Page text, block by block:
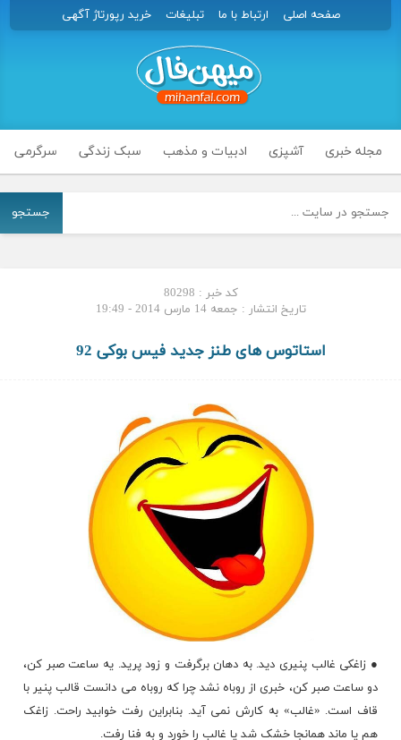
صفحه اصلی ارتباط با ما تبلیغات خرید رپورتاژ آگهی
مجله خبری آشپزی ادبیات و مذهب سبک زندگی سرگرمی
جستجو
کد خبر : 80298
تاریخ انتشار : جمعه 14 مارس 2014 - 19:49
استاتوس های طنز جدید فیس بوکی 92
● زاغکی غالب پنیری دید. به دهان برگرفت و زود پرید. یه ساعت صبر کن،
دو ساعت صبر کن، خبری از روباه نشد چرا که روباه می دانست قالب پنیر با
قاف است. «غالب» به کارش نمی آید. بنابراین رفت خوابید راحت. زاغک
هم یا ماند همانجا خشک شد یا غالب را خورد و به فنا رفت.